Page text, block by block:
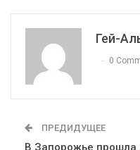
Гей-
0
ПРЕДИДУЩЕЕ
В Запорожье прошла